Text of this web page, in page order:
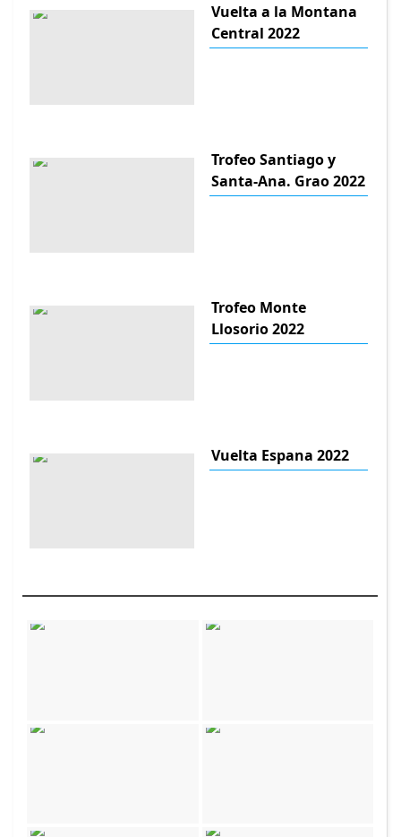
Vuelta a la Montana
Central 2022
Trofeo Santiago y
Santa-Ana. Grao 2022
Trofeo Monte
Llosorio 2022
Vuelta Espana 2022